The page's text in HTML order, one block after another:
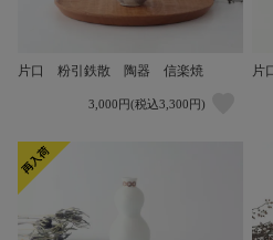
片口 粉引鉄散 陶器 信楽焼
3,000円(税込3,300円)
片